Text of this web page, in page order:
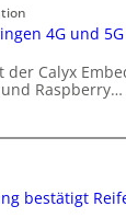
4G und
Calyx
Raspberry…
bestätigt